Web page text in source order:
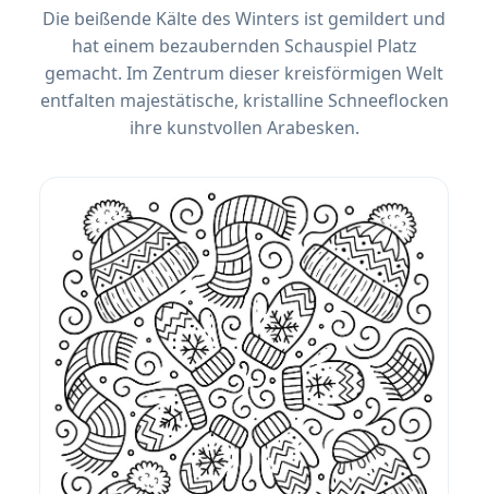
Die beißende Kälte des Winters ist gemildert und
hat einem bezaubernden Schauspiel Platz
gemacht. Im Zentrum dieser kreisförmigen Welt
entfalten majestätische, kristalline Schneeflocken
ihre kunstvollen Arabesken.